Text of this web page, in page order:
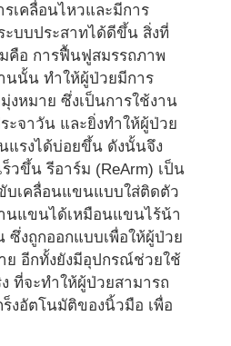
เคลื่อนไหวและมีการ
บบประสาทได้ดีขึ้น สิ่งที่
คือ การฟื้นฟูสมรรถภาพ
นนั้น ทำให้ผู้ป่วยมีการ
งหมาย ซึ่งเป็นการใช้งาน
ะจาวัน และยิ่งทำให้ผู้ป่วย
แรงได้บ่อยขึ้น ดังนั้นจึง
วขึ้น รีอาร์ม (ReArm) เป็น
บเคลื่อนแขนแบบใส่ติดตัว
นแขนได้เหมือนแขนไร้น้า
งถูกออกแบบเพื่อให้ผู้ป่วย
ย อีกทั้งยังมีอุปกรณ์ช่วยใช้
ที่จะทำให้ผู้ป่วยสามารถ
ร็งอัตโนมัติของนิ้วมือ เพื่อ